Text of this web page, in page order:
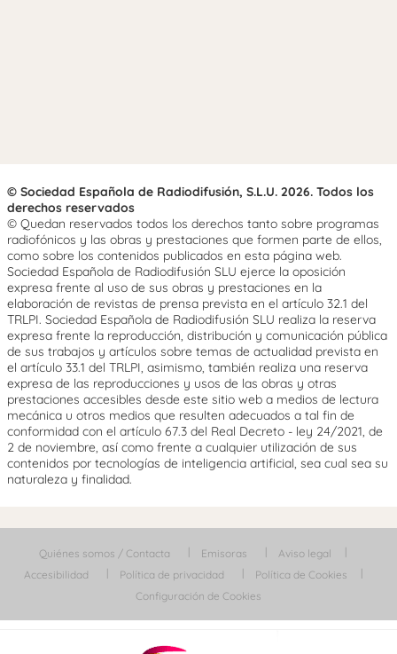
© Sociedad Española de Radiodifusión, S.L.U. 2026. Todos los
derechos reservados
© Quedan reservados todos los derechos tanto sobre programas
radiofónicos y las obras y prestaciones que formen parte de ellos,
como sobre los contenidos publicados en esta página web.
Sociedad Española de Radiodifusión SLU ejerce la oposición
expresa frente al uso de sus obras y prestaciones en la
elaboración de revistas de prensa prevista en el artículo 32.1 del
TRLPI. Sociedad Española de Radiodifusión SLU realiza la reserva
expresa frente la reproducción, distribución y comunicación pública
de sus trabajos y artículos sobre temas de actualidad prevista en
el artículo 33.1 del TRLPI, asimismo, también realiza una reserva
expresa de las reproducciones y usos de las obras y otras
prestaciones accesibles desde este sitio web a medios de lectura
mecánica u otros medios que resulten adecuados a tal fin de
conformidad con el artículo 67.3 del Real Decreto - ley 24/2021, de
2 de noviembre, así como frente a cualquier utilización de sus
contenidos por tecnologías de inteligencia artificial, sea cual sea su
naturaleza y finalidad.
Quiénes somos / Contacta Emisoras
Aviso legal
Accesibilidad
Política de privacidad
Política de Cookies
Configuración de Cookies